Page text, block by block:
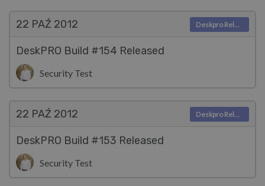
22 PAŹ 2012
DeskPRO Build #154 Released
Security Test
Deskpro Releases
22 PAŹ 2012
DeskPRO Build #153 Released
Security Test
Deskpro Releases